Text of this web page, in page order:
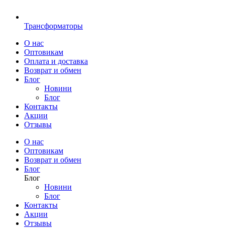
Трансформаторы
О нас
Оптовикам
Оплата и доставка
Возврат и обмен
Блог
Новини
Блог
Контакты
Акции
Отзывы
О нас
Оптовикам
Возврат и обмен
Блог
Блог
Новини
Блог
Контакты
Акции
Отзывы